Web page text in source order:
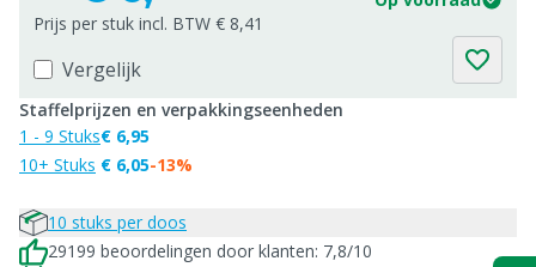
Prijs per stuk incl. BTW € 8,41
Vergelijk
Staffelprijzen en verpakkingseenheden
1 - 9 Stuks
10+ Stuks
€ 6,95
€ 6,05-13%
10 stuks per doos
29199 beoordelingen door klanten: 7,8/10